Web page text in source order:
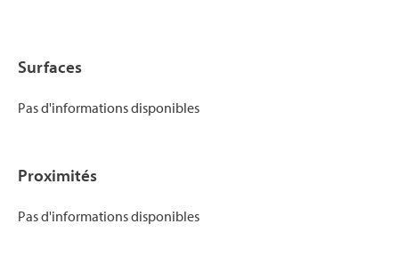
Surfaces
Pas d'informations disponibles
Proximités
Pas d'informations disponibles